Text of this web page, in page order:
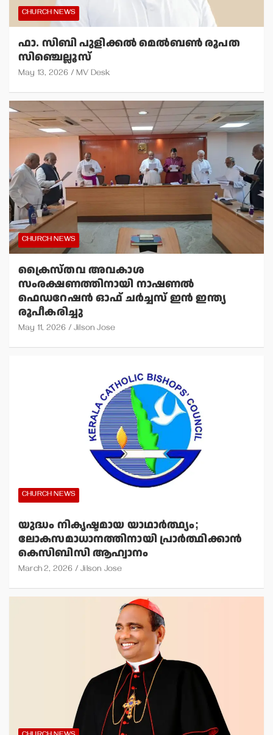
CHURCH NEWS
ഫാ. സിബി പുളിക്കല്‍ മെല്‍ബണ്‍ രൂപത
സിഞ്ചെല്ലൂസ്
May 13, 2026 MV Desk
CHURCH NEWS
ക്രൈസ്തവ അവകാശ
സംരക്ഷണത്തിനായി നാഷണല്‍
ഫെഡറേഷന്‍ ഓഫ് ചര്‍ച്ചസ് ഇന്‍ ഇന്ത്യ
രൂപീകരിച്ചു
May 11, 2026 Jilson Jose
CHURCH NEWS
യുദ്ധം നികൃഷ്ടമായ യാഥാര്‍ത്ഥ്യം;
ലോകസമാധാനത്തിനായി പ്രാര്‍ത്ഥിക്കാന്‍
കെസിബിസി ആഹ്വാനം
March 2, 2026 Jilson Jose